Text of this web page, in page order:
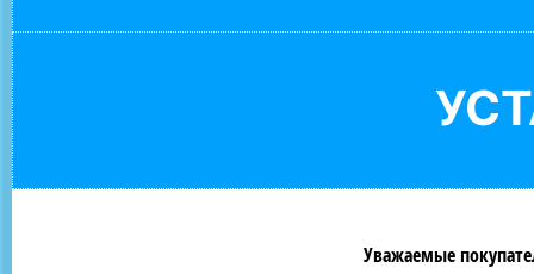
Уважаемые